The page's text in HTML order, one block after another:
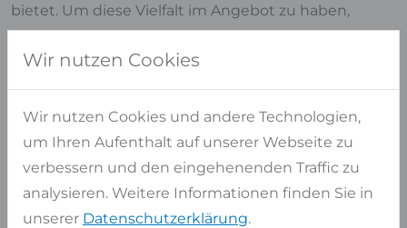
bietet. Um diese Vielfalt im Angebot zu haben,
beziehen wir global Natursteine. Nachhaltiges
Handeln und aktives Engagement spielt auch
innerhalb unserer globalen Lieferketten eine große
Rolle für uns. Hierfür arbeiten wir im
Natursteinbereich seit vielen Jahren mitWiN=WiN
Fair Stonezusammen.
Wir nutzen Cookies
Wir nutzen Cookies und andere Technologien,
um Ihren Aufenthalt auf unserer Webseite zu
verbessern und den eingehenenden Traffic zu
analysieren. Weitere Informationen finden Sie in
unserer Datenschutzerklärung.